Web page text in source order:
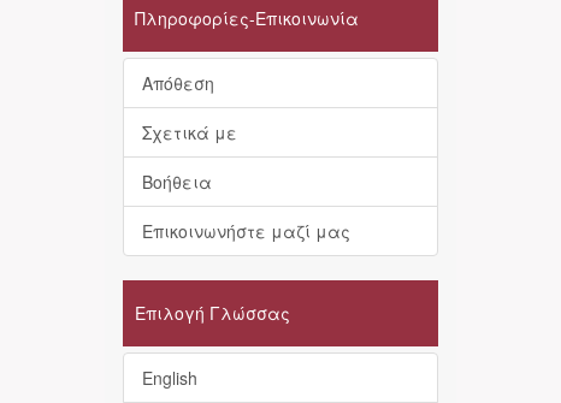
Πληροφορίες-Επικοινωνία
Απόθεση
Σχετικά με
Βοήθεια
Επικοινωνήστε μαζί μας
Επιλογή Γλώσσας
English